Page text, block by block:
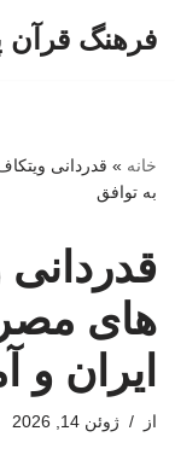
فرهنگ
خانه » قدردانی
به توافق
های
ایران و
از ژوئن 14, 2026